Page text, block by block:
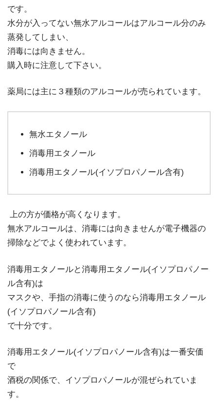
です。
水分が入ってない無水アルコールはアルコール分のみ
蒸発してしまい、
消毒には向きません。
購入時に注意して下さい。
薬局には主に３種類のアルコールが売られています。
無水エタノール
消毒用エタノール
消毒用エタノール(イソプロパノール含有)
上の方が価格が高くなります。
無水アルコールは、消毒には向きませんが電子機器の
掃除などでよく使われています。
消毒用エタノールと消毒用エタノール(イソプロパノー
ル含有)は
マスクや、手指の消毒に使うのなら消毒用エタノール
(イソプロパノール含有)
で十分です。
消毒用エタノール(イソプロパノール含有)は一番安価
で
酒税の関係で、イソプロパノールが混ぜられていま
す。